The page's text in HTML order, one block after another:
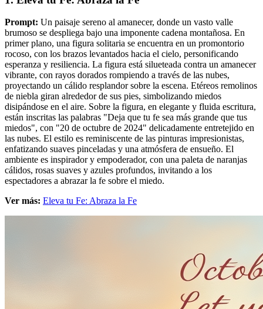
Prompt: Un paisaje sereno al amanecer, donde un vasto valle
brumoso se despliega bajo una imponente cadena montañosa. En
primer plano, una figura solitaria se encuentra en un promontorio
rocoso, con los brazos levantados hacia el cielo, personificando
esperanza y resiliencia. La figura está silueteada contra un amanecer
vibrante, con rayos dorados rompiendo a través de las nubes,
proyectando un cálido resplandor sobre la escena. Etéreos remolinos
de niebla giran alrededor de sus pies, simbolizando miedos
disipándose en el aire. Sobre la figura, en elegante y fluida escritura,
están inscritas las palabras "Deja que tu fe sea más grande que tus
miedos", con "20 de octubre de 2024" delicadamente entretejido en
las nubes. El estilo es reminiscente de las pinturas impresionistas,
enfatizando suaves pinceladas y una atmósfera de ensueño. El
ambiente es inspirador y empoderador, con una paleta de naranjas
cálidos, rosas suaves y azules profundos, invitando a los
espectadores a abrazar la fe sobre el miedo.
Ver más: Eleva tu Fe: Abraza la Fe